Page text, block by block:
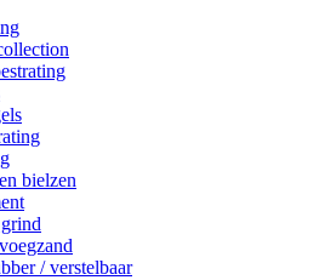
bielzen
/ verstelbaar